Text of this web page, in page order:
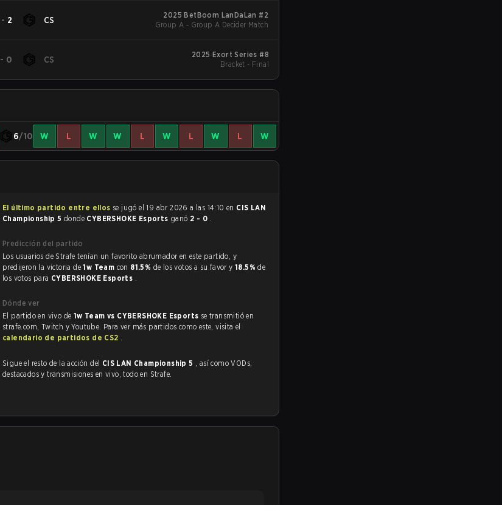
- 2 CS
2025 BetBoom LanDaLan #2
Group A - Group A Decider Match
- 0 CS
2025 Exort Series #8
Bracket - Final
6/10 W L W W L W L W L W
El último partido entre ellos se jugó el 19 abr 2026 a las 14:10 en CIS LAN
Championship 5 donde CYBERSHOKE Esports ganó 2 - 0 .
Predicción del partido
Los usuarios de Strafe tenían un favorito abrumador en este partido, y
predijeron la victoria de1w Team con 81.5% de los votos a su favor y 18.5%de
los votos para CYBERSHOKE Esports .
Dónde ver
El partido en vivo de 1w Team vs CYBERSHOKE Esports se transmitió en
strafe.com, Twitch y Youtube. Para ver más partidos como este, visita el
calendario de partidos de CS2 .
Sigue el resto de la acción del CIS LAN Championship 5 , así como VODs,
destacados y transmisiones en vivo, todo en Strafe.